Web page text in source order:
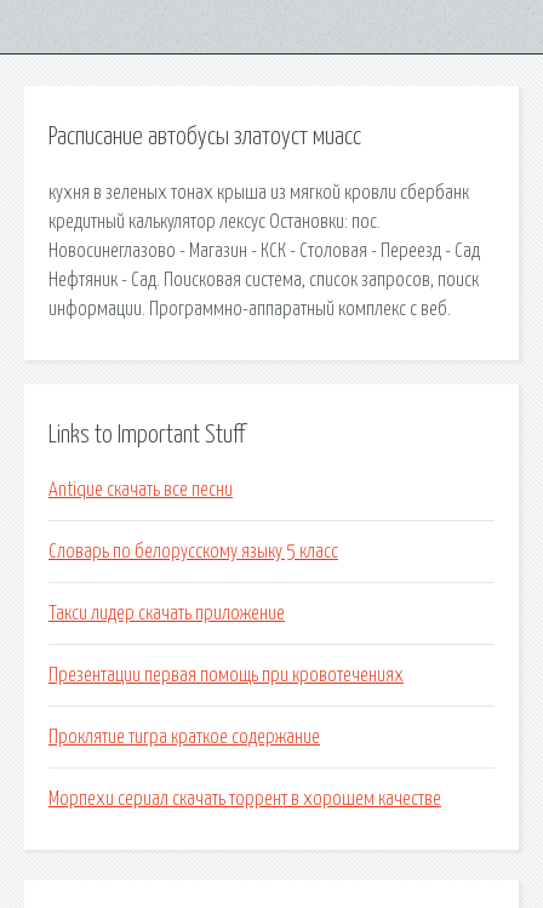
Расписание автобусы златоуст миасс
кухня в зеленых тонах крыша из мягкой кровли сбербанк
кредитный калькулятор лексус Остановки: пос.
Новосинеглазово - Магазин - КСК - Столовая - Переезд - Сад
Нефтяник - Сад. Поисковая сиcтема, список запросов, поиск
информации. Программно-аппаратный комплекс с веб.
Links to Important Stuff
Antique скачать все песни
Словарь по белорусскому языку 5 класс
Такси лидер скачать приложение
Презентации первая помощь при кровотечениях
Проклятие тигра краткое содержание
Морпехи сериал скачать торрент в хорошем качестве